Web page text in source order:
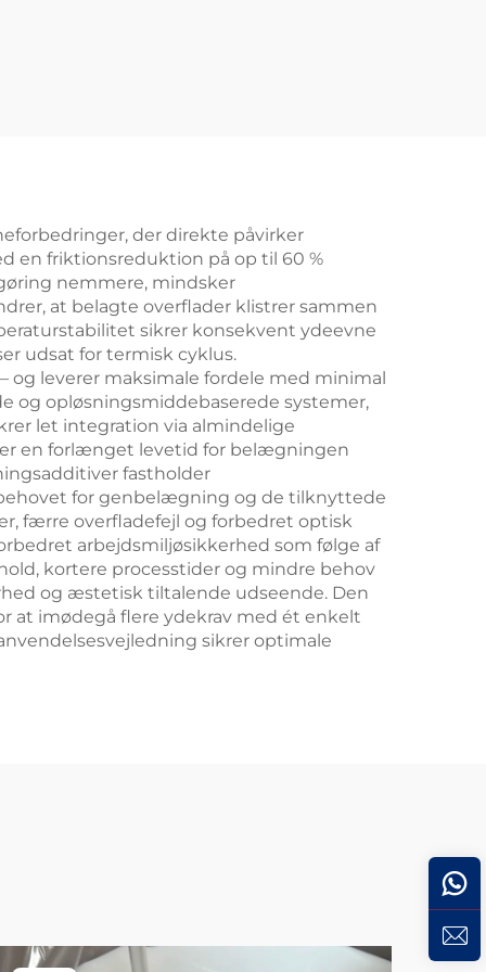
der direkte påvirker
en friktionsreduktion på op til 60 %
nemmere, mindsker
at belagte overflader klistrer sammen
sikrer konsekvent ydeevne
udsat for termisk cyklus.
og leverer maksimale fordele med minimal
og opløsningsmiddebaserede systemer,
let integration via almindelige
en forlænget levetid for belægningen
fastholder
for genbelægning og de tilknyttede
færre overfladefejl og forbedret optisk
arbejdsmiljøsikkerhed som følge af
kortere processtider og mindre behov
og æstetisk tiltalende udseende. Den
at imødegå flere ydekrav med ét enkelt
sikrer optimale